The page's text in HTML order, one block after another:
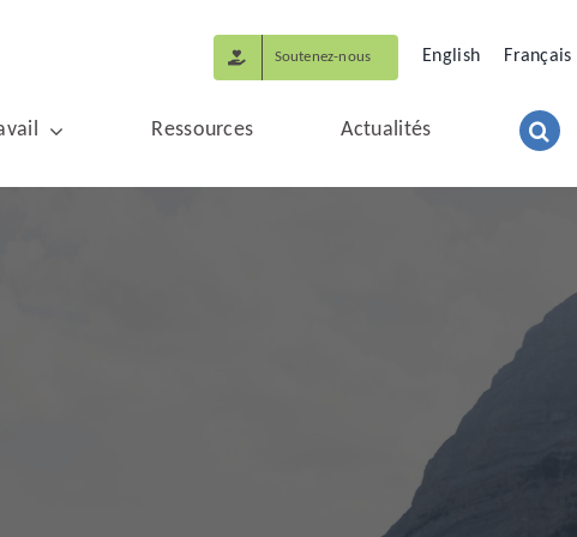
Soutenez-nous English Français
Ressources Actualités